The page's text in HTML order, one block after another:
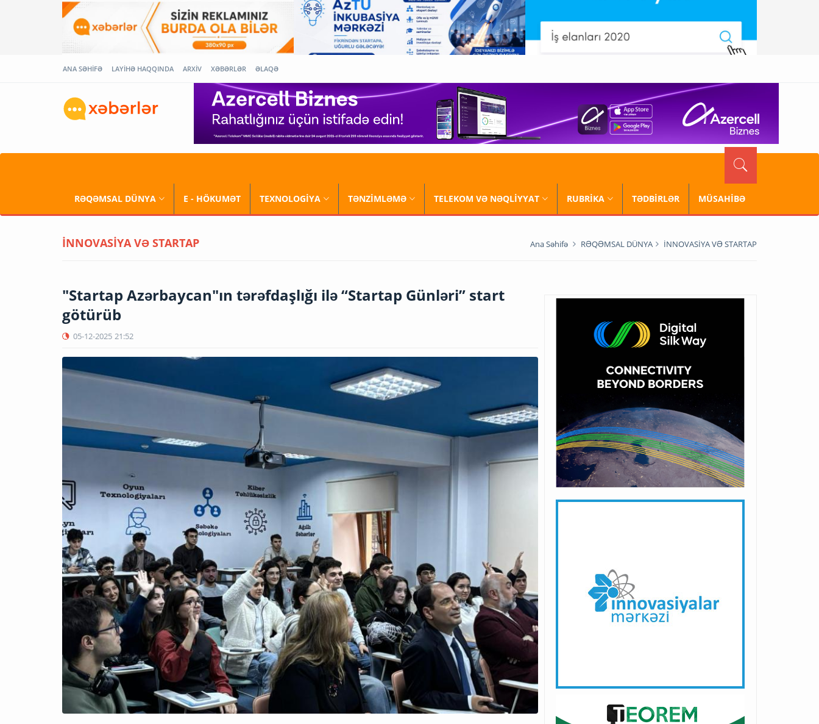
ANA SƏHİFƏ LAYİHƏ HAQQINDA ARXİV XƏBƏRLƏR ƏLAQƏ
RƏQƏMSAL DÜNYA E - HÖKUMƏT TEXNOLOGİYA TƏNZİMLƏMƏ TELEKOM VƏ NƏQLİYYAT RUBRİKA TƏDBİRLƏR MÜSAHİBƏ
İNNOVASİYA VƏ STARTAP Ana Səhifə RƏQƏMSAL DÜNYA İNNOVASİYA VƏ STARTAP
"Startap Azərbaycan"ın tərəfdaşlığı ilə “Startap Günləri” start
götürüb
05-12-2025 21:52